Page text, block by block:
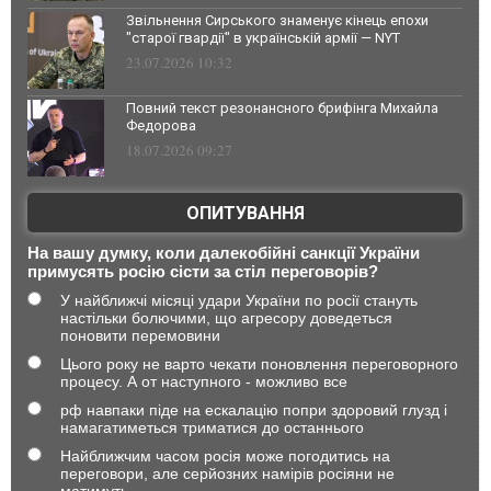
Звільнення Сирського знаменує кінець епохи
"старої гвардії" в українській армії — NYT
23.07.2026 10:32
Повний текст резонансного брифінга Михайла
Федорова
18.07.2026 09:27
ОПИТУВАННЯ
На вашу думку, коли далекобійні санкції України
примусять росію сісти за стіл переговорів?
У найближчі місяці удари України по росії стануть
настільки болючими, що агресору доведеться
поновити перемовини
Цього року не варто чекати поновлення переговорного
процесу. А от наступного - можливо все
рф навпаки піде на ескалацію попри здоровий глузд і
намагатиметься триматися до останнього
Найближчим часом росія може погодитись на
переговори, але серйозних намірів росіяни не